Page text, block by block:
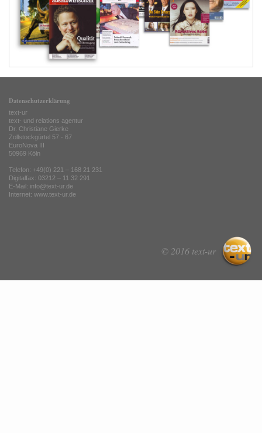
Datenschutzerklärung
text-ur
text- und relations agentur
Dr. Christiane Gierke
Zollstockgürtel 57 - 67
EuroNova III
50969 Köln
Telefon: +49(0) 221 – 168 21 231
Digitalfax: 03212 – 11 32 291
E-Mail: info@text-ur.de
Internet: www.text-ur.de
© 2016 text-ur